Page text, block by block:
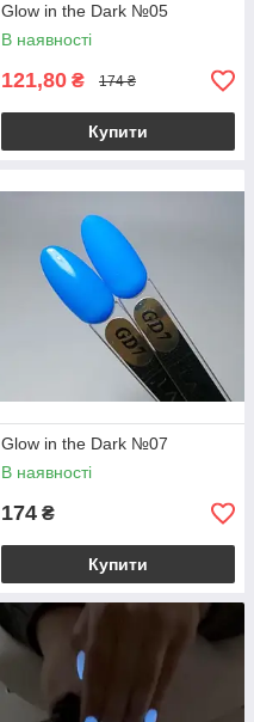
Glow in the Dark №05
В наявності
121,80 ₴ 174 ₴
Купити
Glow in the Dark №07
В наявності
174 ₴
Купити